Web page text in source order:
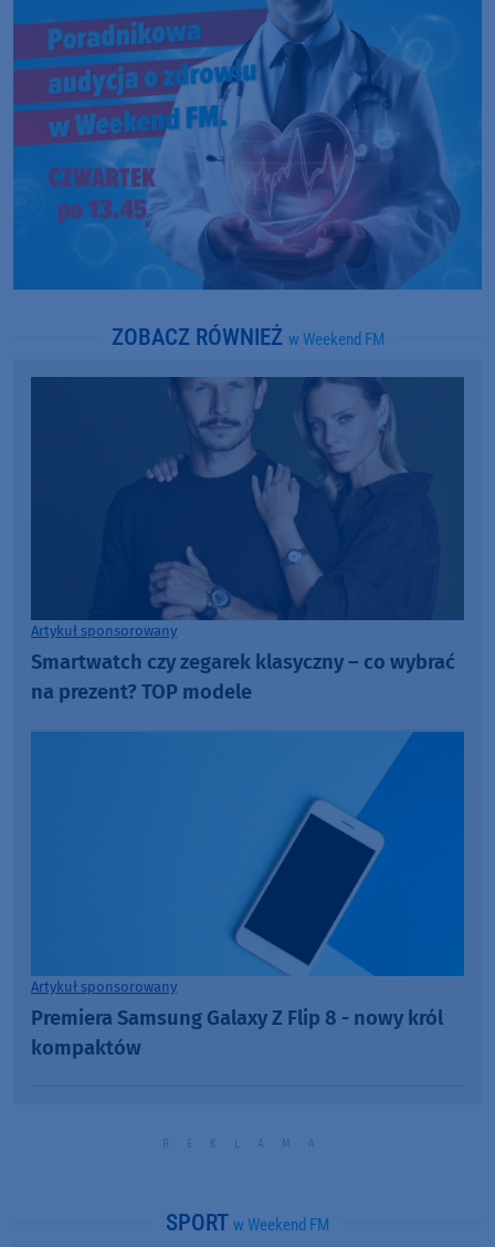
ZOBACZ RÓWNIEŻ w Weekend FM
Artykuł sponsorowany
Smartwatch czy zegarek klasyczny – co wybrać
na prezent? TOP modele
Artykuł sponsorowany
Premiera Samsung Galaxy Z Flip 8 - nowy król
kompaktów
SPORT w Weekend FM